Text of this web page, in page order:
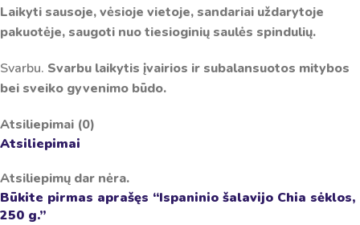
Laikyti sausoje, vėsioje vietoje, sandariai uždarytoje
pakuotėje, saugoti nuo tiesioginių saulės spindulių.
Svarbu. Svarbu laikytis įvairios ir subalansuotos mitybos
bei sveiko gyvenimo būdo.
Atsiliepimai (0)
Atsiliepimai
Atsiliepimų dar nėra.
Būkite pirmas aprašęs “Ispaninio šalavijo Chia sėklos,
250 g.”